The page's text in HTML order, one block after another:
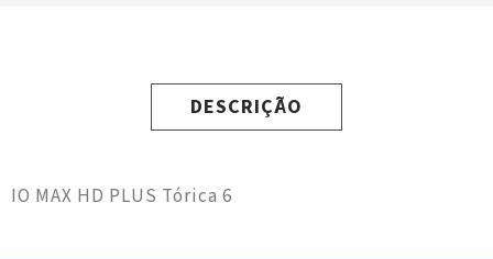
DESCRIÇÃO
IO MAX HD PLUS Tórica 6